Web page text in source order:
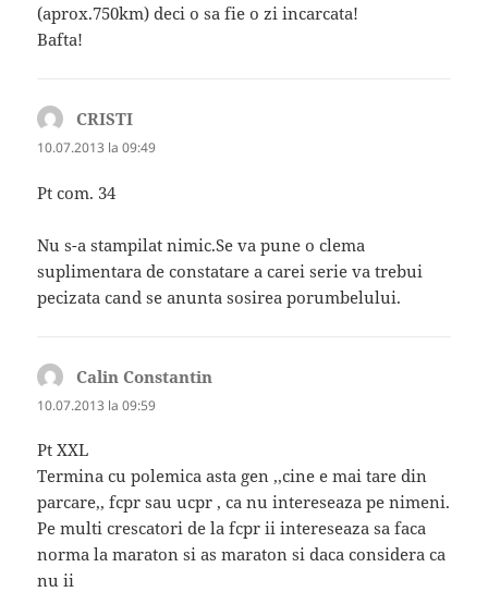
(aprox.750km) deci o sa fie o zi incarcata!
Bafta!
CRISTI
10.07.2013 la 09:49
Pt com. 34
Nu s-a stampilat nimic.Se va pune o clema
suplimentara de constatare a carei serie va trebui
pecizata cand se anunta sosirea porumbelului.
Calin Constantin
10.07.2013 la 09:59
Pt XXL
Termina cu polemica asta gen ,,cine e mai tare din
parcare,, fcpr sau ucpr , ca nu intereseaza pe nimeni.
Pe multi crescatori de la fcpr ii intereseaza sa faca
norma la maraton si as maraton si daca considera ca
nu ii